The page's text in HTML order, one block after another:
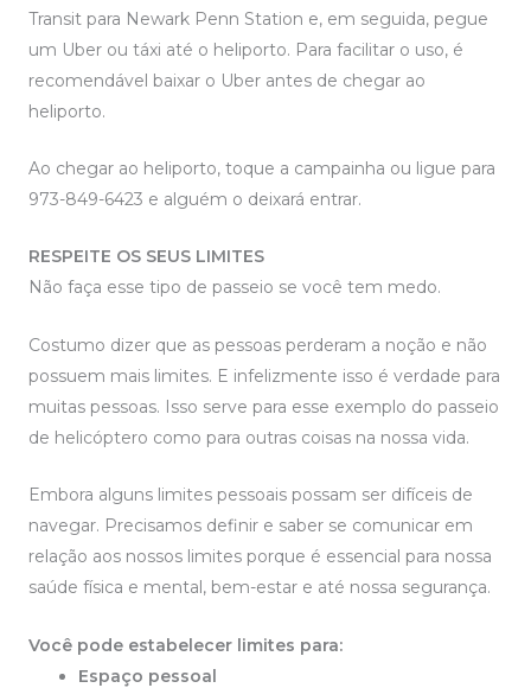
Transit para Newark Penn Station e, em seguida, pegue
um Uber ou táxi até o heliporto. Para facilitar o uso, é
recomendável baixar o Uber antes de chegar ao
heliporto.
Ao chegar ao heliporto, toque a campainha ou ligue para
973-849-6423 e alguém o deixará entrar.
RESPEITE OS SEUS LIMITES
Não faça esse tipo de passeio se você tem medo.
Costumo dizer que as pessoas perderam a noção e não
possuem mais limites. E infelizmente isso é verdade para
muitas pessoas. Isso serve para esse exemplo do passeio
de helicóptero como para outras coisas na nossa vida.
Embora alguns limites pessoais possam ser difíceis de
navegar. Precisamos definir e saber se comunicar em
relação aos nossos limites porque é essencial para nossa
saúde física e mental, bem-estar e até nossa segurança.
Você pode estabelecer limites para:
Espaço pessoal